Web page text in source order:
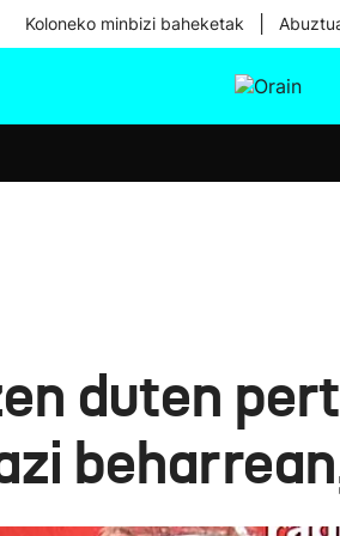
Koloneko minbizi baheketak
duten